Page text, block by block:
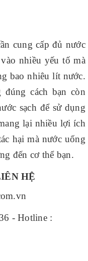
cung cấp đủ nước
nhiều yếu tố mà
bao nhiêu lít nước.
cách bạn còn
sạch để sử dụng
lại nhiều lợi ích
hại mà nước uống
đến cơ thể bạn.
HỆ
- Hotline :